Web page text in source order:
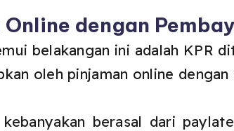
dengan
belakangan ini adalah KPR
oleh pinjaman online
berasal dari